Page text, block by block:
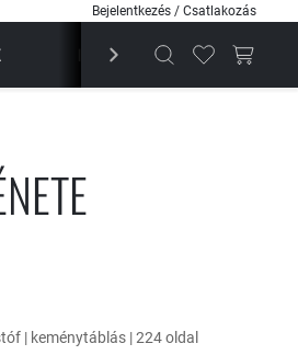
Bejelentkezés / Csatlakozás
BESTSELLEREK MAGAZIN
| keménytáblás | 224 oldal